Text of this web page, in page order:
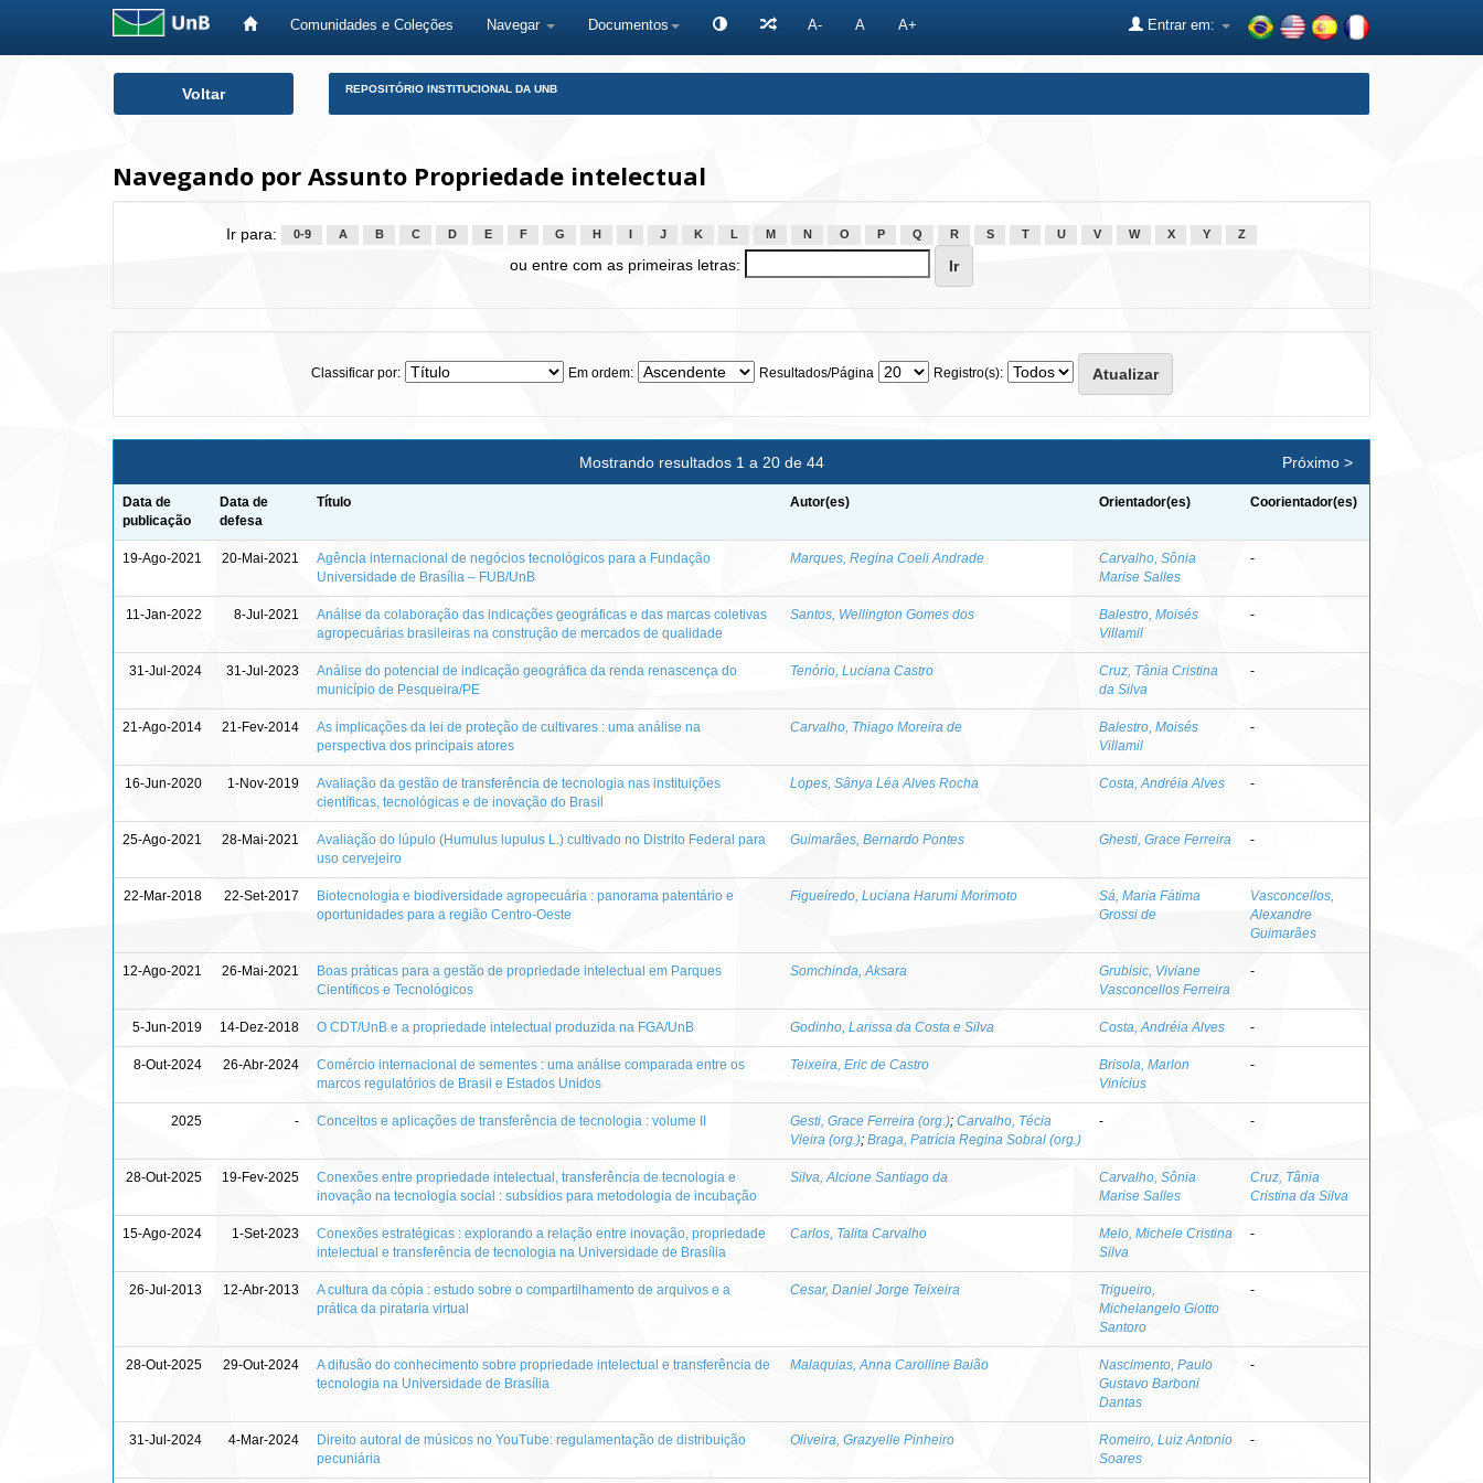
Comunidades e Coleções Navegar Documentos A- A A+ Entrar em:
Voltar REPOSITÓRIO INSTITUCIONAL DA UNB
Navegando por Assunto Propriedade intelectual
Ir para: 0-9 A B C D E F G H J K L M N O P Q R S T U V W X Y Z
ou entre com as primeiras letras:
Classificar por: Em ordem: Resultados/Página Registro(s):
Mostrando resultados 1 a 20 de 44 Próximo >
Data de
publicação
Data de
defesa
Título Autor(es) Orientador(es) Coorientador(es)
19-Ago-2021 20-Mai-2021
Agência internacional de negócios tecnológicos para a Fundação
Universidade de Brasília – FUB/UnB
Marques, Regina Coeli Andrade
Carvalho, Sônia
Marise Salles
-
11-Jan-2022 8-Jul-2021
Análise da colaboração das indicações geográficas e das marcas coletivas
agropecuárias brasileiras na construção de mercados de qualidade
Santos, Wellington Gomes dos
Balestro, Moisés
Villamil
-
31-Jul-2024 31-Jul-2023
Análise do potencial de indicação geográfica da renda renascença do
município de Pesqueira/PE
Tenório, Luciana Castro
Cruz, Tânia Cristina
da Silva
-
21-Ago-2014 21-Fev-2014
As implicações da lei de proteção de cultivares : uma análise na
perspectiva dos principais atores
Carvalho, Thiago Moreira de
Balestro, Moisés
Villamil
-
16-Jun-2020 1-Nov-2019
Avaliação da gestão de transferência de tecnologia nas instituições
científicas, tecnológicas e de inovação do Brasil
Lopes, Sânya Léa Alves Rocha Costa, Andréia Alves -
25-Ago-2021 28-Mai-2021
Avaliação do lúpulo (Humulus lupulus L.) cultivado no Distrito Federal para
uso cervejeiro
Guimarães, Bernardo Pontes Ghesti, Grace Ferreira -
22-Mar-2018 22-Set-2017
Biotecnologia e biodiversidade agropecuária : panorama patentário e
oportunidades para a região Centro-Oeste
Figueiredo, Luciana Harumi Morimoto
Sá, Maria Fátima
Grossi de
Vasconcellos,
Alexandre
Guimarães
12-Ago-2021 26-Mai-2021
Boas práticas para a gestão de propriedade intelectual em Parques
Científicos e Tecnológicos
Somchinda, Aksara
Grubisic, Viviane
Vasconcellos Ferreira
-
5-Jun-2019 14-Dez-2018 O CDT/UnB e a propriedade intelectual produzida na FGA/UnB Godinho, Larissa da Costa e Silva Costa, Andréia Alves -
8-Out-2024 26-Abr-2024
Comércio internacional de sementes : uma análise comparada entre os
marcos regulatórios de Brasil e Estados Unidos
Teixeira, Eric de Castro
Brisola, Marlon
Vinícius
-
2025 - Conceitos e aplicações de transferência de tecnologia : volume II Gesti, Grace Ferreira (org.); Carvalho, Técia
Vieira (org.); Braga, Patrícia Regina Sobral (org.)
- -
28-Out-2025 19-Fev-2025
Conexões entre propriedade intelectual, transferência de tecnologia e
inovação na tecnologia social : subsídios para metodologia de incubação
Silva, Alcione Santiago da
Carvalho, Sônia
Marise Salles
Cruz, Tânia
Cristina da Silva
15-Ago-2024 1-Set-2023
Conexões estratégicas : explorando a relação entre inovação, propriedade
intelectual e transferência de tecnologia na Universidade de Brasília
Carlos, Talita Carvalho
Melo, Michele Cristina
Silva
-
26-Jul-2013 12-Abr-2013
A cultura da cópia : estudo sobre o compartilhamento de arquivos e a
prática da pirataria virtual
Cesar, Daniel Jorge Teixeira
Trigueiro,
Michelangelo Giotto
Santoro
-
28-Out-2025 29-Out-2024
A difusão do conhecimento sobre propriedade intelectual e transferência de
tecnologia na Universidade de Brasília
Malaquias, Anna Carolline Baião
Nascimento, Paulo
Gustavo Barboni
Dantas
-
31-Jul-2024 4-Mar-2024
Direito autoral de músicos no YouTube: regulamentação de distribuição
pecuniária
Oliveira, Grazyelle Pinheiro
Romeiro, Luiz Antonio
Soares
-